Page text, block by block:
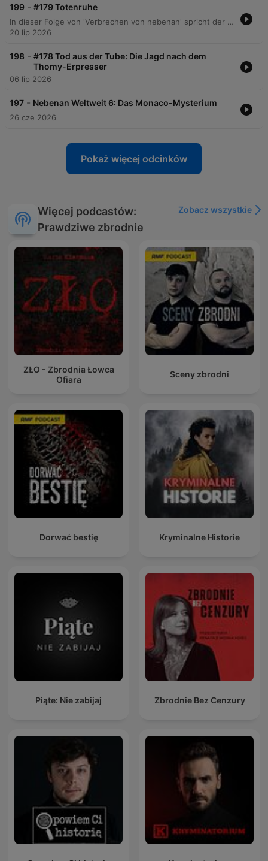
199 - #179 Totenruhe
In dieser Folge von 'Verbrechen von nebenan' spricht der Host mit dem Bestatter Louis Bauer über die Arbeit hinter den Kulissen einer Beerdigung und die Entmystifizierung des Todes. Die Erzählung führt durch erschütternde Kriminalfälle, beginnend mit dem Verschwinden des elfjährigen Renate Böhm im Jahr 1965 in Görlitz, dessen Ermittlungen auf einen nekrophilen Täter lenkten. Zudem beleuchtet die Episode den grausamen Leichenraub in Buttenheim aus dem Jahr 1999, bei dem eine 14-Jährige entweiht wurde. Die Diskussion vertieft sich in die rechtliche Problematik, Verstorbene als 'Sache' zu behandeln, sowie in die psychologischen Auswirkungen dieser Verbrechen auf Hinterbliebene und Bestatter.
20 lip 2026
198 - #178 Tod aus der Tube: Die Jagd nach dem
Thomy-Erpresser
06 lip 2026
197 - Nebenan Weltweit 6: Das Monaco-Mysterium
26 cze 2026
Pokaż więcej odcinków
Więcej podcastów:
Prawdziwe zbrodnie
Zobacz wszystkie
ZŁO - Zbrodnia Łowca
Ofiara
Sceny zbrodni
Dorwać bestię Kryminalne Historie
Piąte: Nie zabijaj Zbrodnie Bez Cenzury